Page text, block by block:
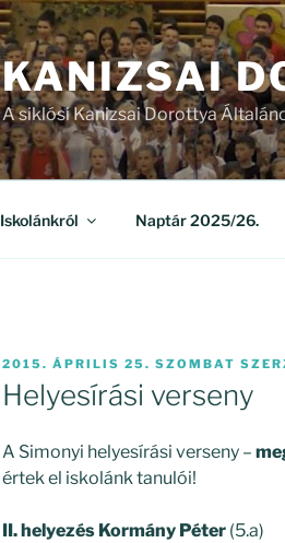
KANIZSAI
A siklósi Kanizsai Dorottya
Iskolánkról Naptár 2025/26.
BEKÜLDVE:
2015. ÁPRILIS 25. SZOMBAT
Helyesírási verseny
A Simonyi helyesírási verseny –
értek el iskolánk tanulói!
II. helyezés Kormány Péter (5.a)